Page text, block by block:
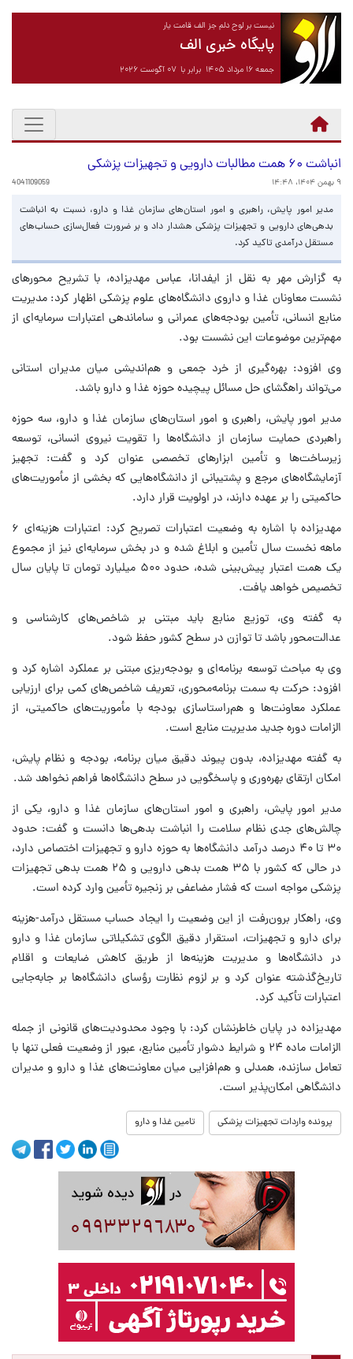
نیست بر لوح دلم جز الف قامت یار
پایگاه خبری الف
جمعه ۱۶ مرداد ۱۴۰۵ برابر با ۰۷ آگوست ۲۰۲۶
انباشت ۶۰ همت مطالبات دارویی و تجهیزات پزشکی
۹ بهمن ۱۴۰۴، ۱۴:۴۸ 4041109059
مدیر امور پایش، راهبری و امور استان‌های سازمان غذا و دارو، نسبت به انباشت
بدهی‌های دارویی و تجهیزات پزشکی هشدار داد و بر ضرورت فعال‌سازی حساب‌های
مستقل درآمدی تاکید کرد.
به گزارش مهر به نقل از ایفدانا، عباس مهدیزاده، با تشریح محورهای
نشست معاونان غذا و داروی دانشگاه‌های علوم پزشکی اظهار کرد: مدیریت
منابع انسانی، تأمین بودجه‌های عمرانی و ساماندهی اعتبارات سرمایه‌ای از
مهم‌ترین موضوعات این نشست بود.
وی افزود: بهره‌گیری از خرد جمعی و هم‌اندیشی میان مدیران استانی
می‌تواند راهگشای حل مسائل پیچیده حوزه غذا و دارو باشد.
مدیر امور پایش، راهبری و امور استان‌های سازمان غذا و دارو، سه حوزه
راهبردی حمایت سازمان از دانشگاه‌ها را تقویت نیروی انسانی، توسعه
زیرساخت‌ها و تأمین ابزارهای تخصصی عنوان کرد و گفت: تجهیز
آزمایشگاه‌های مرجع و پشتیبانی از دانشگاه‌هایی که بخشی از مأموریت‌های
حاکمیتی را بر عهده دارند، در اولویت قرار دارد.
مهدیزاده با اشاره به وضعیت اعتبارات تصریح کرد: اعتبارات هزینه‌ای ۶
ماهه نخست سال تأمین و ابلاغ شده و در بخش سرمایه‌ای نیز از مجموع
یک همت اعتبار پیش‌بینی‌ شده، حدود ۵۰۰ میلیارد تومان تا پایان سال
تخصیص خواهد یافت.
به گفته وی، توزیع منابع باید مبتنی بر شاخص‌های کارشناسی و
عدالت‌محور باشد تا توازن در سطح کشور حفظ شود.
وی به مباحث توسعه برنامه‌ای و بودجه‌ریزی مبتنی بر عملکرد اشاره کرد و
افزود: حرکت به سمت برنامه‌محوری، تعریف شاخص‌های کمی برای ارزیابی
عملکرد معاونت‌ها و هم‌راستاسازی بودجه با مأموریت‌های حاکمیتی، از
الزامات دوره جدید مدیریت منابع است.
به گفته مهدیزاده، بدون پیوند دقیق میان برنامه، بودجه و نظام پایش،
امکان ارتقای بهره‌وری و پاسخگویی در سطح دانشگاه‌ها فراهم نخواهد شد.
مدیر امور پایش، راهبری و امور استان‌های سازمان غذا و دارو، یکی از
چالش‌های جدی نظام سلامت را انباشت بدهی‌ها دانست و گفت: حدود
۳۰ تا ۴۰ درصد درآمد دانشگاه‌ها به حوزه دارو و تجهیزات اختصاص دارد،
در حالی که کشور با ۳۵ همت بدهی دارویی و ۲۵ همت بدهی تجهیزات
پزشکی مواجه است که فشار مضاعفی بر زنجیره تأمین وارد کرده است.
وی، راهکار برون‌رفت از این وضعیت را ایجاد حساب مستقل درآمد-هزینه
برای دارو و تجهیزات، استقرار دقیق الگوی تشکیلاتی سازمان غذا و دارو
در دانشگاه‌ها و مدیریت هزینه‌ها از طریق کاهش ضایعات و اقلام
تاریخ‌گذشته عنوان کرد و بر لزوم نظارت رؤسای دانشگاه‌ها بر جابه‌جایی
اعتبارات تأکید کرد.
مهدیزاده در پایان خاطرنشان کرد: با وجود محدودیت‌های قانونی از جمله
الزامات ماده ۲۴ و شرایط دشوار تأمین منابع، عبور از وضعیت فعلی تنها با
تعامل سازنده، همدلی و هم‌افزایی میان معاونت‌های غذا و دارو و مدیران
دانشگاهی امکان‌پذیر است.
پرونده واردات تجهیزات پزشکی تامین غذا و دارو